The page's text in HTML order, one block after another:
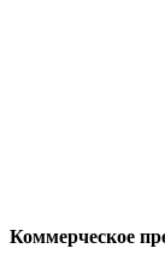
Коммерческое